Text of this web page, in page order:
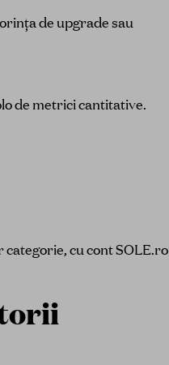
de upgrade sau
de metrici cantitative.
cu cont SOLE.ro